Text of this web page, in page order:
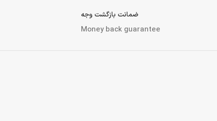
ضمانت بازگشت وجه
Money back guarantee